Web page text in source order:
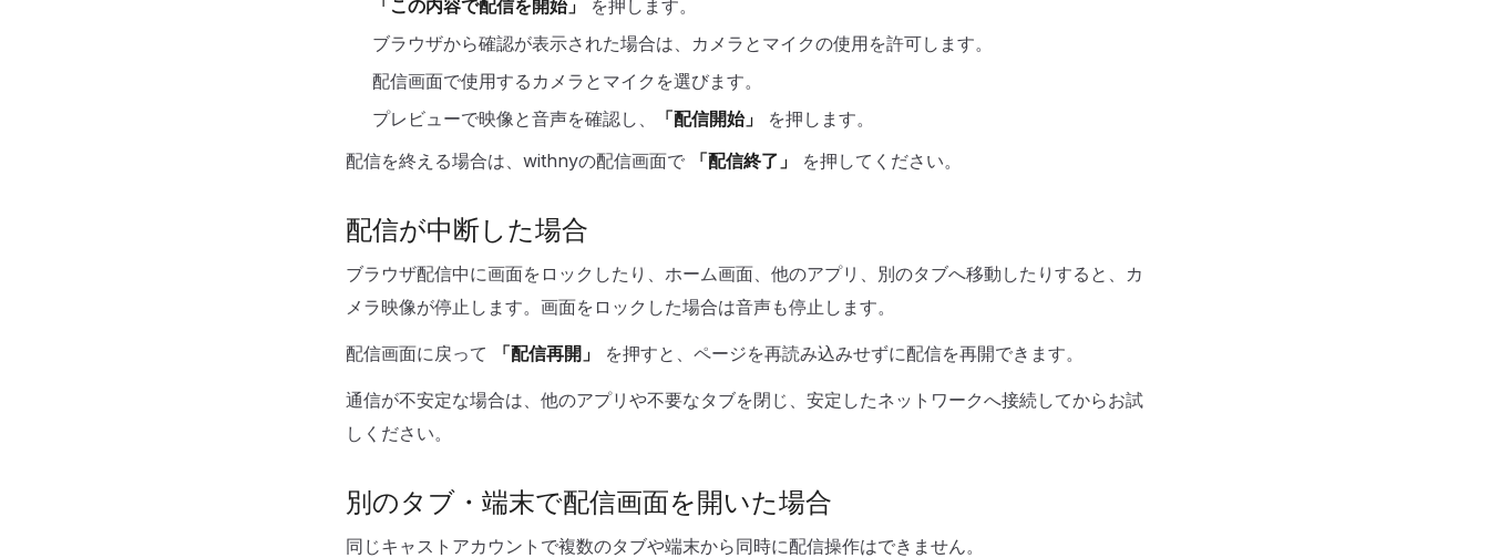
「この内容で配信を開始」
を押します。
ブラウザから確認が表示された場合は、カメラとマイクの使用を許可します。
配信画面で使用するカメラとマイクを選びます。
プレビューで映像と音声を確認し、
「配信開始」
を押します。
配信を終える場合は、withnyの配信画面で
「配信終了」 を押してください。
配信が中断した場合
ブラウザ配信中に画面をロックしたり、ホーム画面、他のアプリ、別のタブへ移動したりすると、カ
メラ映像が停止します。画面をロックした場合は音声も停止します。
配信画面に戻って 「配信再開」 を押すと、ページを再読み込みせずに配信を再開できます。
通信が不安定な場合は、他のアプリや不要なタブを閉じ、安定したネットワークへ接続してからお試
しください。
別のタブ・端末で配信画面を開いた場合
同じキャストアカウントで複数のタブや端末から同時に配信操作はできません。